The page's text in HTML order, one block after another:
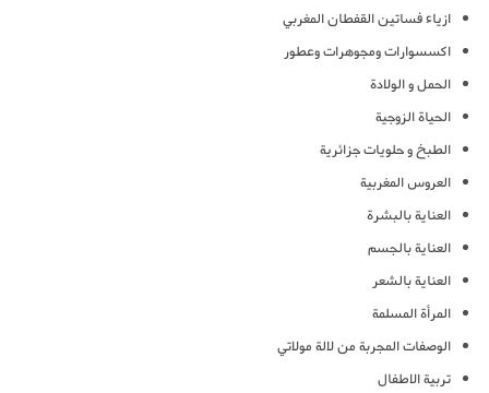
ازياء فساتين القفطان المغربي
اكسسوارات ومجوهرات وعطور
الحمل و الولادة
الحياة الزوجية
الطبخ و حلويات جزائرية
العروس المغربية
العناية بالبشرة
العناية بالجسم
العناية بالشعر
المرأة المسلمة
الوصفات المجربة من لالة مولاتي
تربية الاطفال